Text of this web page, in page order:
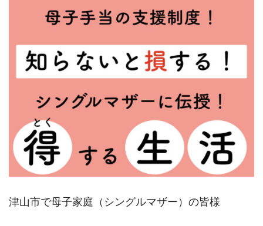
津山市で母子家庭（シングルマザー）の皆様